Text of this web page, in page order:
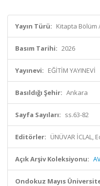
Yayın Türü: Kitapta Bölüm
Basım Tarihi: 2026
Yayınevi: EĞİTİM YAYINEVİ
Basıldığı Şehir: Ankara
Sayfa Sayıları: ss.63-82
Editörler: ÜNÜVAR İCLAL,
Açık Arşiv Koleksiyonu:
Ondokuz Mayıs